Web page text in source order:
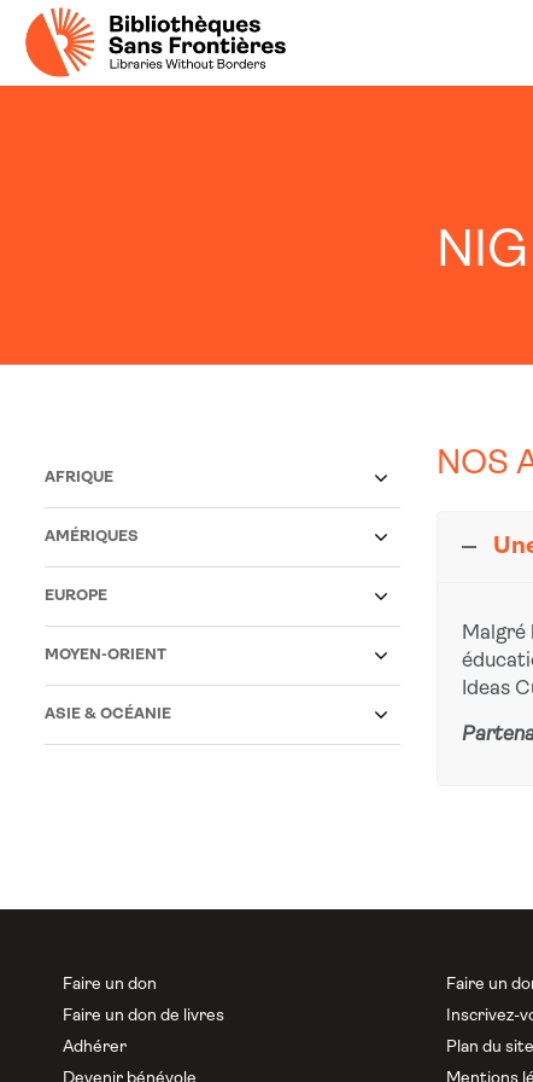
AFRIQUE
AMÉRIQUES
EUROPE
MOYEN-ORIENT
ASIE & OCÉANIE
NOS
Malgré
Ideas
Faire un don
Faire un don de livres
Adhérer
Faire un
Inscrivez-
Plan du site